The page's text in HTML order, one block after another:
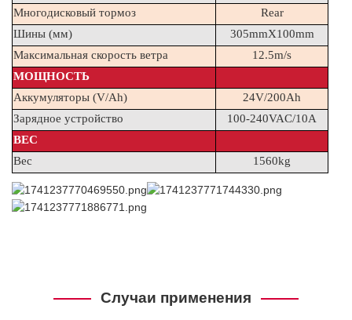
Многодисковый тормоз
Rear
Шины (мм)
305mmX100mm
Максимальная скорость ветра
12.5m/s
МОЩНОСТЬ
Аккумуляторы (V/Ah)
24V/200Ah
Зарядное устройство
100-240VAC/10A
ВЕС
Вес
1560kg
Случаи применения